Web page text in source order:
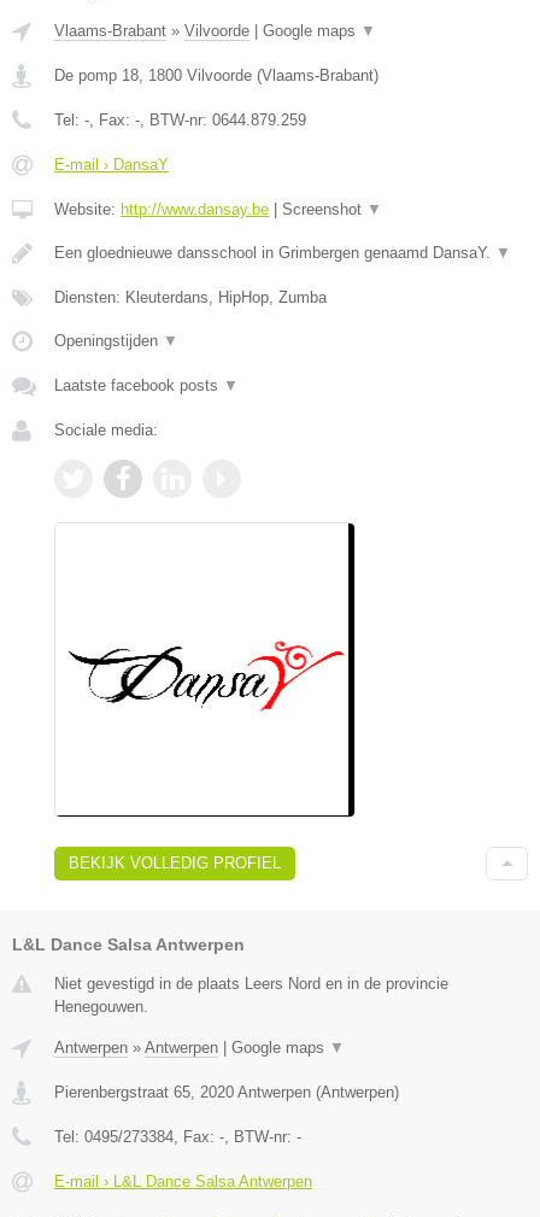
Vlaams-Brabant » Vilvoorde | Google maps ▼
De pomp 18 1800 Vilvoorde (Vlaams-Brabant)
Tel: - , Fax: - , BTW-nr: 0644.879.259
E-mail › DansaY
Website: http://www.dansay.be | Screenshot ▼
Een gloednieuwe dansschool in Grimbergen genaamd DansaY. ▼
Diensten: Kleuterdans, HipHop, Zumba
Openingstijden ▼
Laatste facebook posts ▼
Sociale media:
BEKIJK VOLLEDIG PROFIEL
L&L Dance Salsa Antwerpen
Niet gevestigd in de plaats Leers Nord en in de provincie
Henegouwen.
Antwerpen » Antwerpen | Google maps ▼
Pierenbergstraat 65 2020 Antwerpen (Antwerpen)
Tel: 0495/273384 , Fax: - , BTW-nr: -
E-mail › L&L Dance Salsa Antwerpen